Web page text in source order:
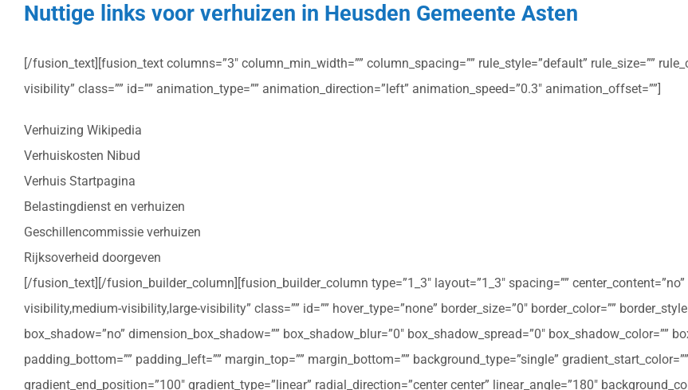
Nuttige links voor verhuizen in Heusden Gemeente Asten
[/fusion_text][fusion_text columns=”3″ column_min_width=”” column_spacing=”” rule_style=”default” rule_size=””
visibility” class=”” id=”” animation_type=”” animation_direction=”left” animation_speed=”0.3″ animation_offset=””]
Verhuizing Wikipedia
Verhuiskosten Nibud
Verhuis Startpagina
Belastingdienst en verhuizen
Geschillencommissie verhuizen
Rijksoverheid doorgeven
[/fusion_text][/fusion_builder_column][fusion_builder_column type=”1_3″ layout=”1_3″ spacing=””
visibility,medium-visibility,large-visibility” class=”” id=”” hover_type=”none” border_size=”0″ border_color=””
box_shadow=”no” dimension_box_shadow=”” box_shadow_blur=”0″ box_shadow_spread=”0″ box_shadow_color=””
padding_bottom=”” padding_left=”” margin_top=”” margin_bottom=”” background_type=”single”
gradient_end_position=”100″ gradient_type=”linear” radial_direction=”center center” linear_angle=”180″